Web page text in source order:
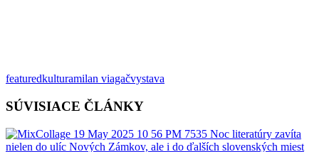
featuredkulturamilan viagačvystava
SÚVISIACE ČLÁNKY